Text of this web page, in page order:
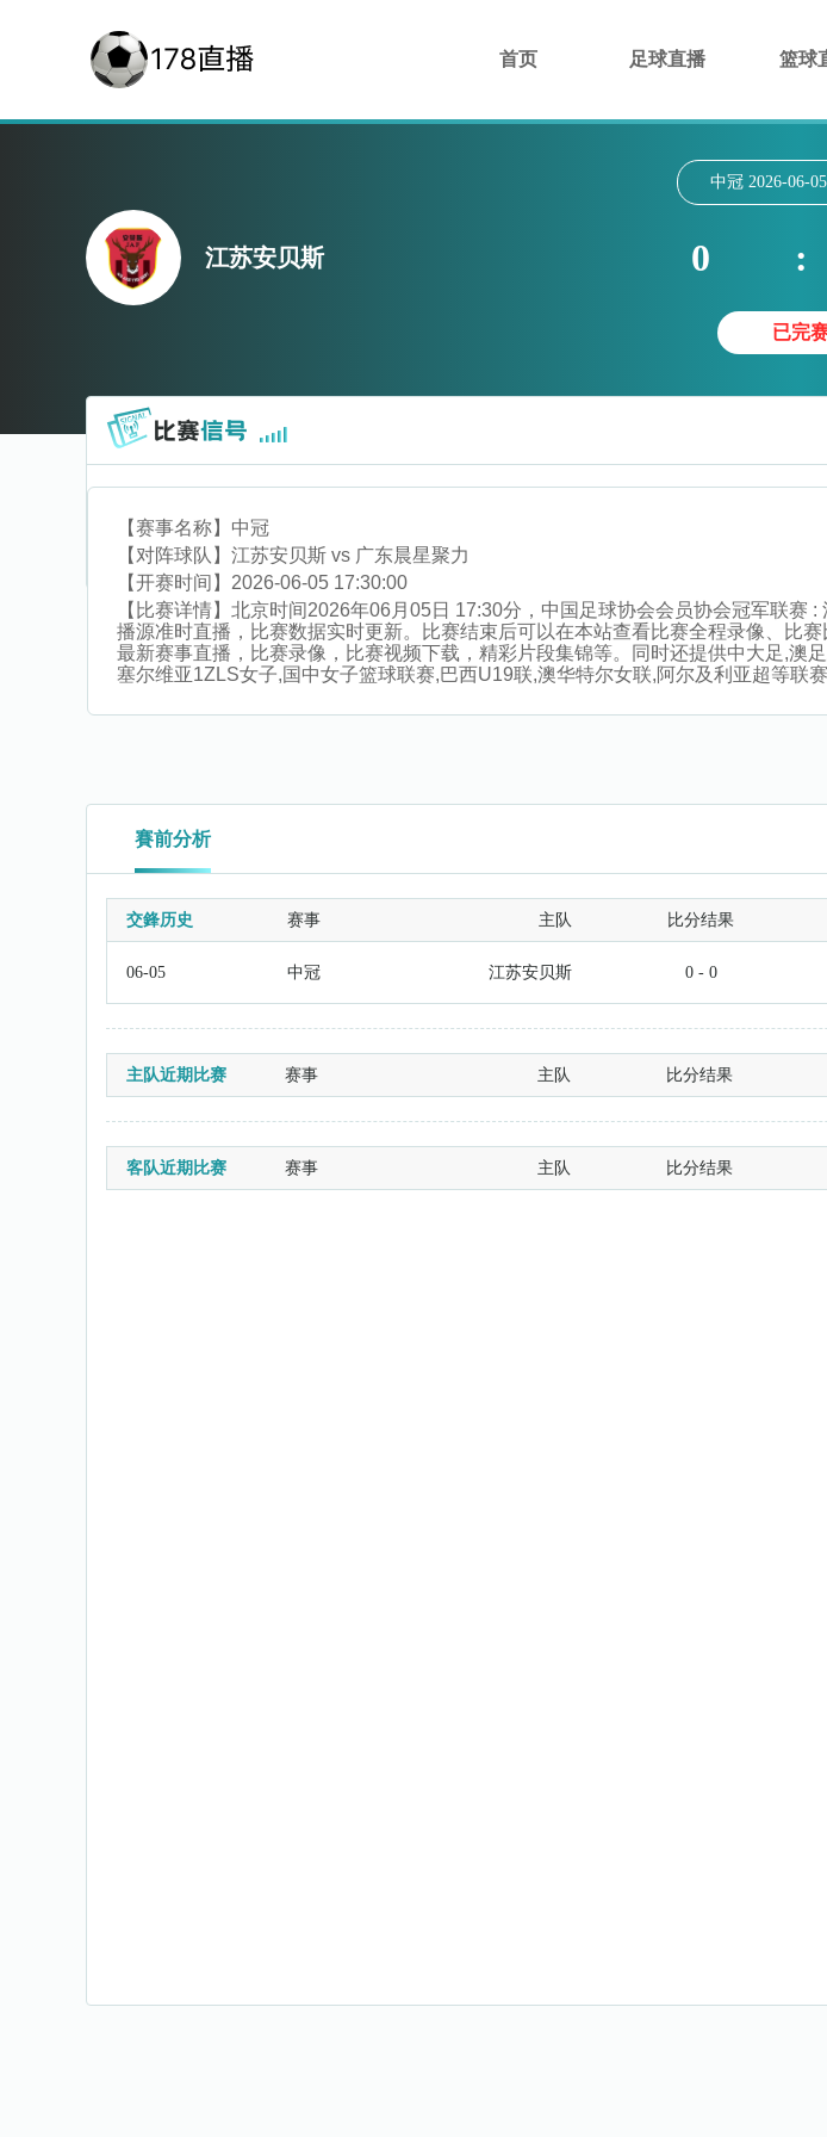
首页 足球直播 篮球
江苏安贝斯
中冠 2026-06-
0 :
已完
【赛事名称】 中冠
【对阵球队】 江苏安贝斯 vs 广东晨星聚力
【开赛时间】 2026-06-05 17:30:00
【比赛详情】 北京时间2026年06月05日 17:30分，中国足球协会会员协会冠军联赛
播源准时直播，比赛数据实时更新。比赛结束后可以在本站查看比赛全程录像、比
最新赛事直播，比赛录像，比赛视频下载，精彩片段集锦等。同时还提供中大足,澳
塞尔维亚1ZLS女子,国中女子篮球联赛,巴西U19联,澳华特尔女联,阿尔及利亚超等联赛
賽前分析
交鋒历史 赛事 主队 比分结果
06-05 中冠 江苏安贝斯 0 - 0
主队近期比赛 赛事 主队 比分结果
客队近期比赛 赛事 主队 比分结果